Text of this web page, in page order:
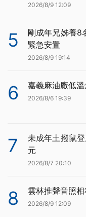
2026/8/9 12:09
5
剛成年兄姊養8
緊急安置
2026/8/9 19:14
6 嘉義麻油廠低
2026/8/6 19:39
7
未成年土撥鼠
元
2026/8/7 20:10
8 雲林推聲音照
2026/8/9 12:09